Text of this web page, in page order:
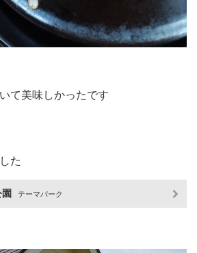
て美味しかったです
た
テーマパーク